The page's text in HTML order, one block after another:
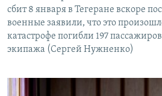
сбит 8 января в Тегеране вскоре
военные заявили, что это
катастрофе погибли 197
экипажа (Сергей Нужненко)